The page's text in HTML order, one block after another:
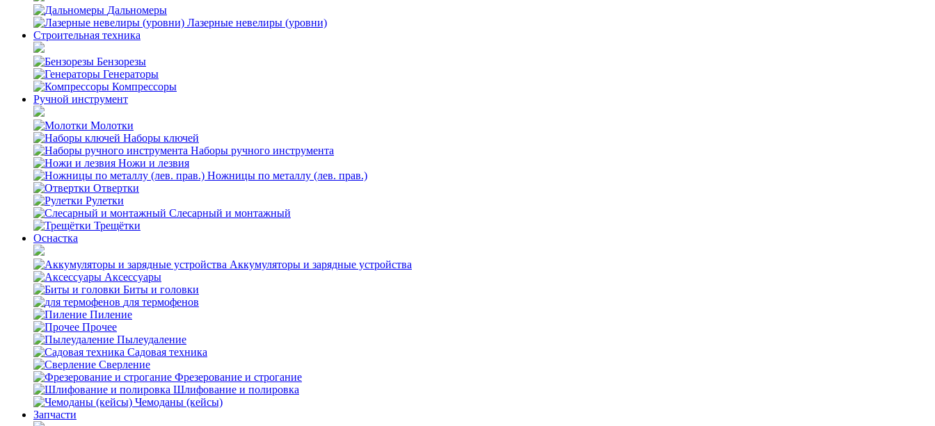
Дальномеры
Лазерные невелиры (уровни)
Строительная техника
Бензорезы
Генераторы
Компрессоры
Ручной инструмент
Молотки
Наборы ключей
Наборы ручного инструмента
Ножи и лезвия
Ножницы по металлу (лев. прав.)
Отвертки
Рулетки
Слесарный и монтажный
Трещётки
Оснастка
Аккумуляторы и зарядные устройства
Аксессуары
Биты и головки
для термофенов
Пиление
Прочее
Пылеудаление
Садовая техника
Сверление
Фрезерование и строгание
Шлифование и полировка
Чемоданы (кейсы)
Запчасти